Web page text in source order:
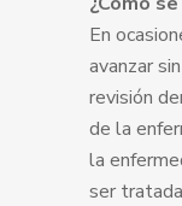
En
avanzar
revisión
de la
la
ser